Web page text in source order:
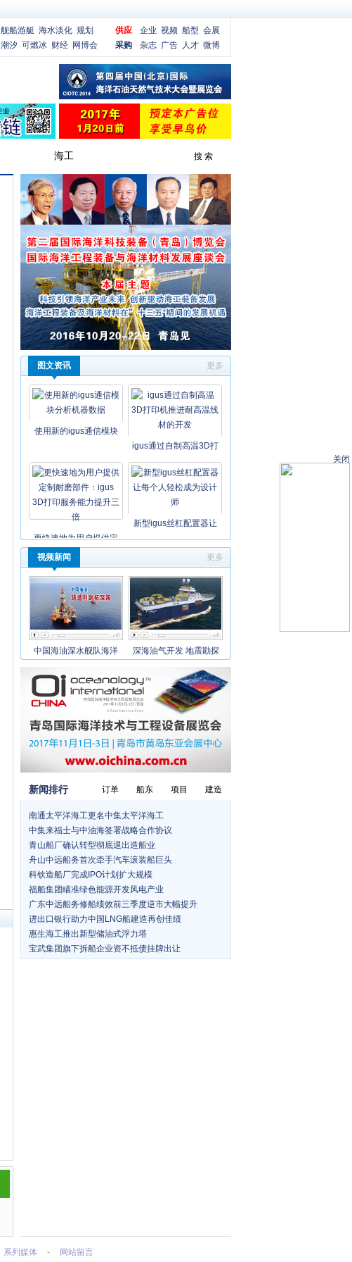
关闭
舰船游艇 海水淡化 规划
潮汐 可燃冰 财经 网博会
供应 企业 视频 船型 会展
采购
杂志 广告 人才 微博
更多
图文资讯
使用新的igus通信模块
igus通过自制高温3D打
更快速地为用户提供定
新型igus丝杠配置器让
更多
视频新闻
中国海油深水舰队海洋 深海油气开发 地震勘探
新闻排行 建造
项目
船东
订单
南通太平洋海工更名中集太平洋海工
中集来福士与中油海签署战略合作协议
青山船厂确认转型彻底退出造船业
舟山中远船务首次牵手汽车滚装船巨头
科钦造船厂完成IPO计划扩大规模
福船集团瞄准绿色能源开发风电产业
广东中远船务修船绩效前三季度逆市大幅提升
进出口银行助力中国LNG船建造再创佳绩
惠生海工推出新型储油式浮力塔
宝武集团旗下拆船企业资不抵债挂牌出让
系列媒体 - 网站留言